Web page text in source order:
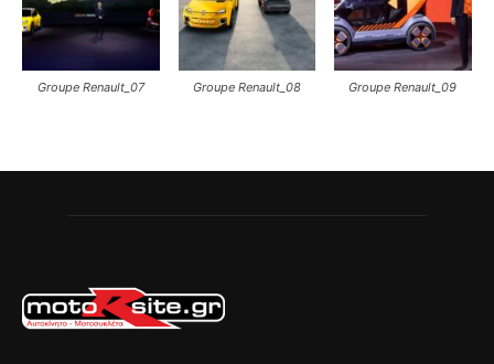
Groupe Renault_07 Groupe Renault_08 Groupe Renault_09